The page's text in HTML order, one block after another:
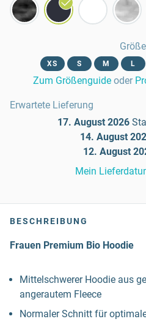
XS S M L
Zum Größenguide oder
Erwartete Lieferung
17. August 2026
14. August
12. August
Mein
BESCHREIBUNG
Frauen Premium Bio Hoodie
Mittelschwerer Hoodie aus
angerautem Fleece
Normaler Schnitt für